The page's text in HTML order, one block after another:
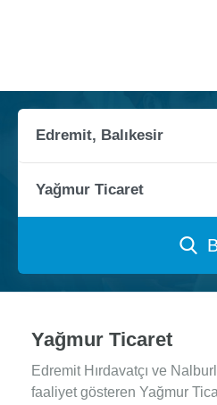
Yağmur Ticaret
Edremit Hırdavatçı ve
faaliyet gösteren Yağmur